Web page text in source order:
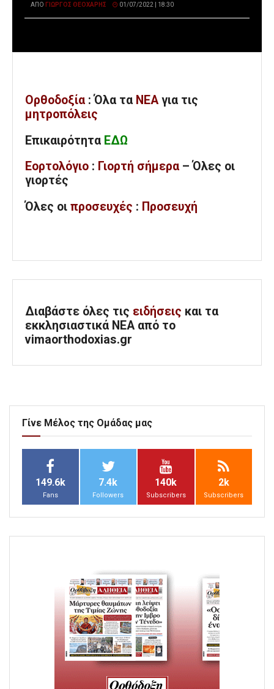
ΑΠΌ ΓΙΏΡΓΟΣ ΘΕΟΧΆΡΗΣ 01/07/2022 | 18:30
Ορθοδοξία : Όλα τα ΝΕΑ για τις
μητροπόλεις
Επικαιρότητα ΕΔΩ
Εορτολόγιο : Γιορτή σήμερα – Όλες οι
γιορτές
Όλες οι προσευχές : Προσευχή
Διαβάστε όλες τις ειδήσεις και τα
εκκλησιαστικά ΝΕΑ από το
vimaorthodoxias.gr
Γίνε Μέλος της Ομάδας μας
149.6k
Fans
7.4k
Followers
140k
Subscribers
2k
Subscribers